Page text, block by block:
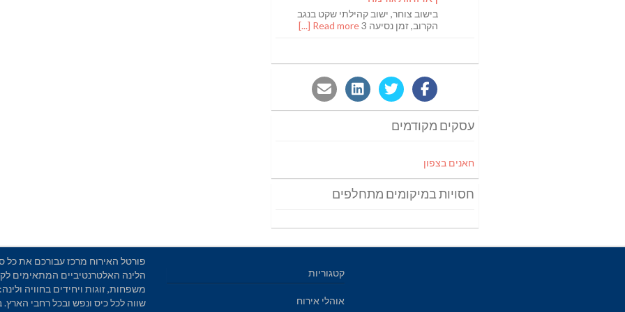
בישוב צוחר, ישוב קהילתי שקט בנגב
הקרוב, זמן נסיעה 3
Read more [...]
עסקים מקודמים
חאנים בצפון
חסויות במיקומים מתחלפים
פורטל האירוח מרכז עבורכם את כל
הלינה האלטרנטיביים המתאימים
משפחות, זוגות ויחידים בחוויה
שווה לכל כיס ונפש ובכל רחבי הארץ.
קטגוריות
אוהלי אירוח